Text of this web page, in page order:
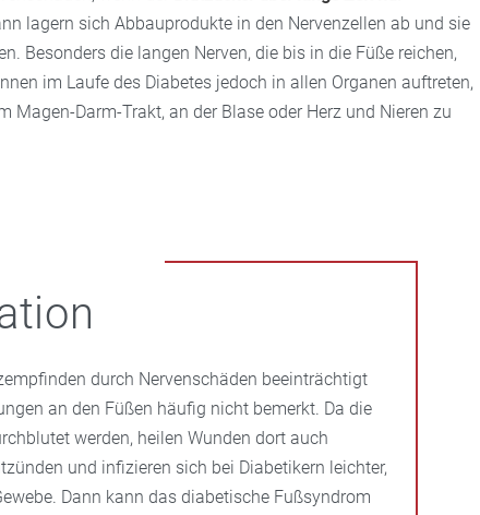
lagern sich Abbauprodukte in den Nervenzellen ab und sie
Besonders die langen Nerven, die bis in die Füße reichen,
im Laufe des Diabetes jedoch in allen Organen auftreten,
Magen-Darm-Trakt, an der Blase oder Herz und Nieren zu
durch Nervenschäden beeinträchtigt
an den Füßen häufig nicht bemerkt. Da die
werden, heilen Wunden dort auch
und infizieren sich bei Diabetikern leichter,
Dann kann das diabetische Fußsyndrom